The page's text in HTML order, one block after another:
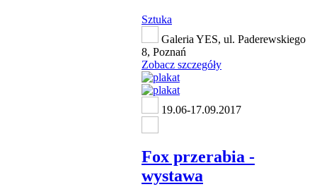
Sztuka
Galeria YES, ul. Paderewskiego
8, Poznań
Zobacz szczegóły
19.06-17.09.2017
Fox przerabia -
wystawa